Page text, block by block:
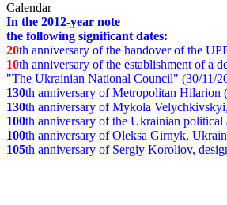
Calendar
In the 2012-year note
the following significant dates:
20th anniversary of the handover of the
10th anniversary of the establishment of a
"The Ukrainian National Council" (30/11/
130th anniversary of Metropolitan Hilarion
130th anniversary of Mykola
100th anniversary of the Ukrainian
100th anniversary of Oleksa Girnyk,
105th anniversary of Sergiy Koroliov,